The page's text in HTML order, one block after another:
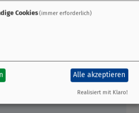
Kaffee, Imbisse und
Cookies(immer erforderlich)
Alle akzeptieren
Realisiert mit Klaro!